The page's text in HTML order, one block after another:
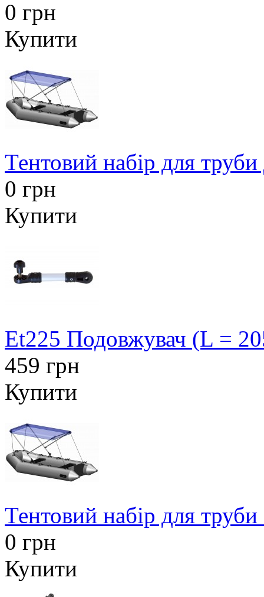
0 грн
Купити
Тентовий набір для
0 грн
Купити
Et225 Подовжувач (L =
459 грн
Купити
Тентовий набір для
0 грн
Купити